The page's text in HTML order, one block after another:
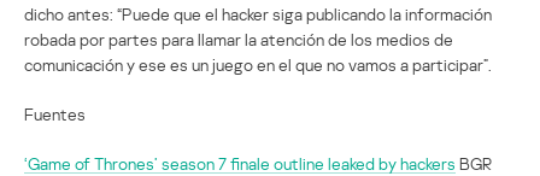
dicho antes: “Puede que el hacker siga publicando la información
robada por partes para llamar la atención de los medios de
comunicación y ese es un juego en el que no vamos a participar”.
Fuentes
‘Game of Thrones’ season 7 finale outline leaked by hackers BGR